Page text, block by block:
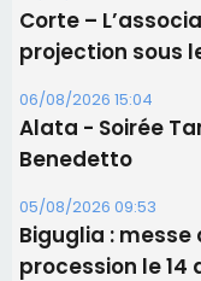
06/08/2026 15:25
projection sous
06/08/2026 15:04
Benedetto
05/08/2026 09:53